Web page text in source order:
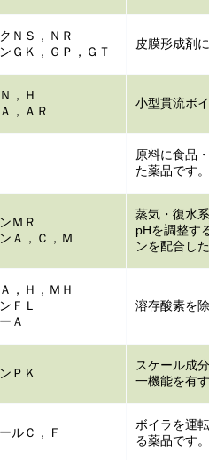
ＮＳ，ＮＲ
ＧＫ，ＧＰ，ＧＴ
皮膜形成剤
，Ｈ
，ＡＲ
小型貫流ボ
原料に食品
た薬品です。
ＭＲ
Ａ，Ｃ，Ｍ
蒸気・復水
pHを調整す
ンを配合し
，Ｈ，ＭＨ
ＦＬ
Ａ
溶存酸素を
ＰＫ
スケール成
一機能を有
ルＣ，Ｆ
ボイラを運
る薬品です。